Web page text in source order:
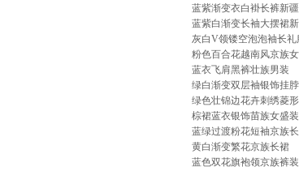
蓝紫渐变衣白褂长裤新
蓝紫白渐变长袖大摆裙
灰白V领镂空泡泡袖长礼
粉色百合花越南风京族
蓝衣飞肩黑裤壮族男装
绿白渐变双层袖银饰挂
绿色壮锦边花卉刺绣菱
棕裙蓝衣银饰苗族女盛装
蓝绿过渡粉花短袖京族
黄白渐变繁花京族长裙
蓝色双花旗袍领京族裤装